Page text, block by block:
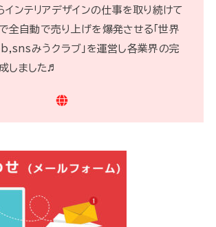
インテリアデザインの仕事を取り続けて
全自動で売り上げを爆発させる「世界
みうクラブ」を運営し各業界の完
しました♬